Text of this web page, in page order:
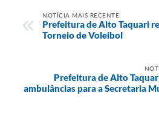
NOTÍCIA MAIS RECENTE
Prefeitura de Alto Taquari
Torneio de Voleibol
Prefeitura de Alto
ambulâncias para a Secretaria